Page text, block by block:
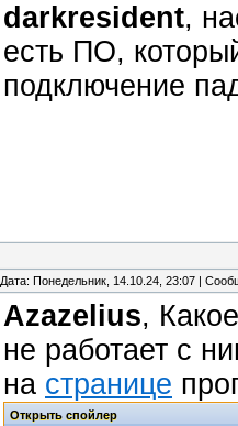
darkresident,
есть ПО,
подключение
Дата: Понедельник, 14.10.24, 23:07 |
Azazelius,
не работает с
на странице